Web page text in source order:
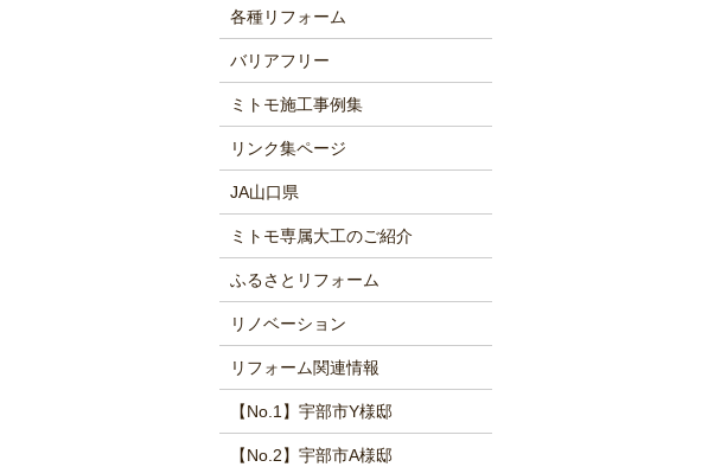
各種リフォーム
バリアフリー
ミトモ施工事例集
リンク集ページ
JA山口県
ミトモ専属大工のご紹介
ふるさとリフォーム
リノベーション
リフォーム関連情報
【No.1】宇部市Y様邸
【No.2】宇部市A様邸